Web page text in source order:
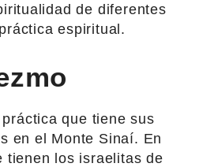
de diferentes
espiritual.
que tiene sus
en el Monte Sinaí. En
tienen los israelitas de